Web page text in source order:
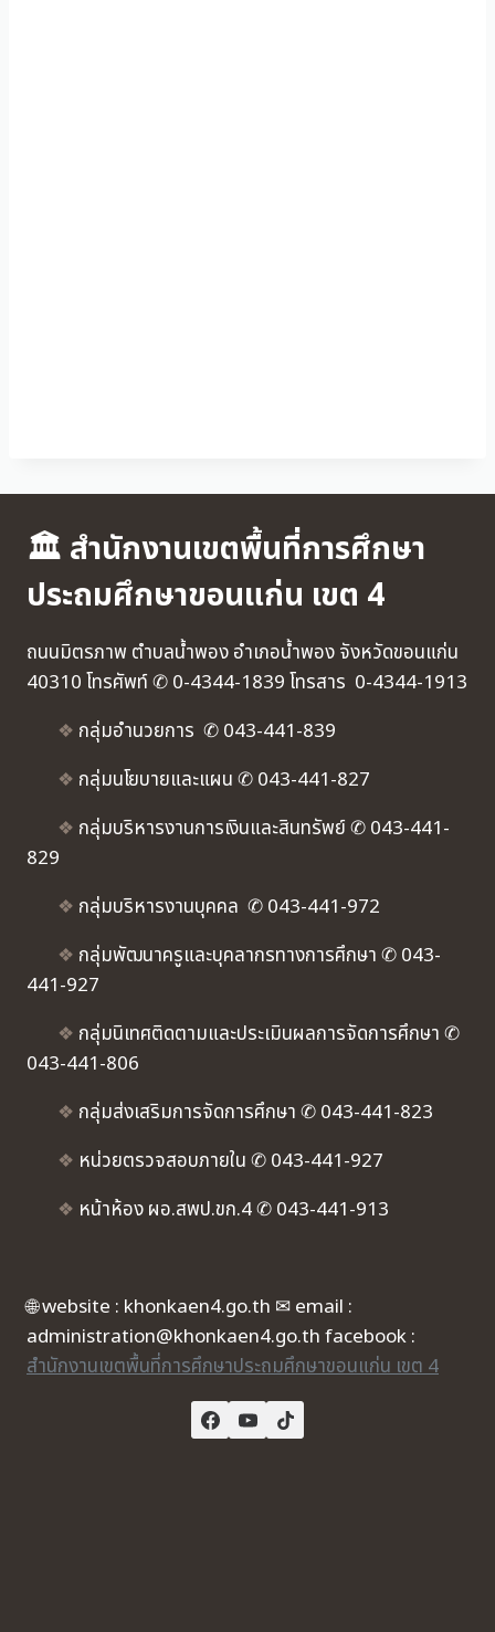
🏛 สำนักงานเขตพื้นที่การศึกษา
ประถมศึกษาขอนแก่น เขต 4
ถนนมิตรภาพ ตำบลน้ำพอง อำเภอน้ำพอง จังหวัดขอนแก่น
40310 โทรศัพท์ ✆ 0-4344-1839 โทรสาร 0-4344-1913
❖ กลุ่มอำนวยการ ✆ 043-441-839
❖ กลุ่มนโยบายและแผน ✆ 043-441-827
❖ กลุ่มบริหารงานการเงินและสินทรัพย์ ✆ 043-441-
829
❖ กลุ่มบริหารงานบุคคล ✆ 043-441-972
❖ กลุ่มพัฒนาครูและบุคลากรทางการศึกษา ✆ 043-
441-927
❖ กลุ่มนิเทศติดตามและประเมินผลการจัดการศึกษา ✆
043-441-806
❖ กลุ่มส่งเสริมการจัดการศึกษา ✆ 043-441-823
❖ หน่วยตรวจสอบภายใน ✆ 043-441-927
❖ หน้าห้อง ผอ.สพป.ขก.4 ✆ 043-441-913
🌐 website : khonkaen4.go.th ✉ email :
administration@khonkaen4.go.th facebook :
สำนักงานเขตพื้นที่การศึกษาประถมศึกษาขอนแก่น เขต 4